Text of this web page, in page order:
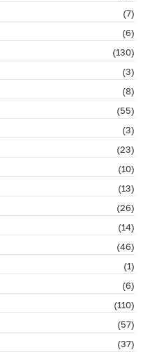
(7)
(6)
(130)
(3)
(8)
(55)
(3)
(23)
(10)
(13)
(26)
(14)
(46)
(1)
(6)
(110)
(57)
(37)